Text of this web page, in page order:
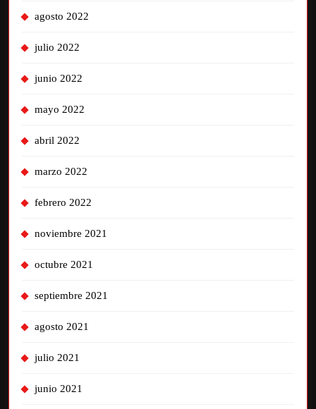
agosto 2022
julio 2022
junio 2022
mayo 2022
abril 2022
marzo 2022
febrero 2022
noviembre 2021
octubre 2021
septiembre 2021
agosto 2021
julio 2021
junio 2021